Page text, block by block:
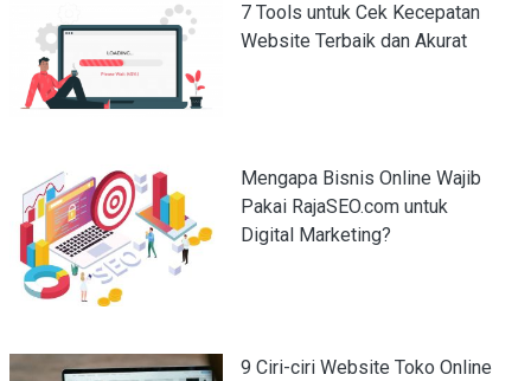
7 Tools untuk Cek Kecepatan
Website Terbaik dan Akurat
Mengapa Bisnis Online Wajib
Pakai RajaSEO.com untuk
Digital Marketing?
9 Ciri-ciri Website Toko Online